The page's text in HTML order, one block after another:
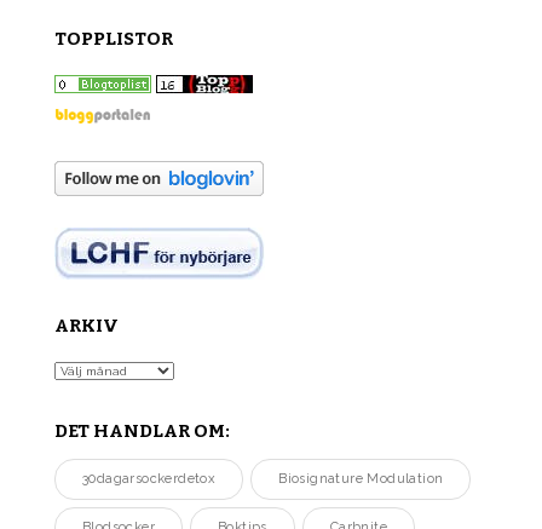
TOPPLISTOR
ARKIV
Arkiv
DET HANDLAR OM:
30dagarsockerdetox Biosignature Modulation